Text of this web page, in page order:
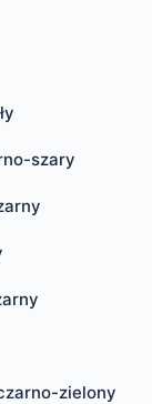
szary
zielony